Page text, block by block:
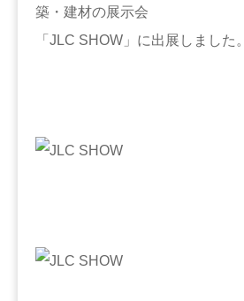
築・建材の展示会
「JLC SHOW」に出展しました。